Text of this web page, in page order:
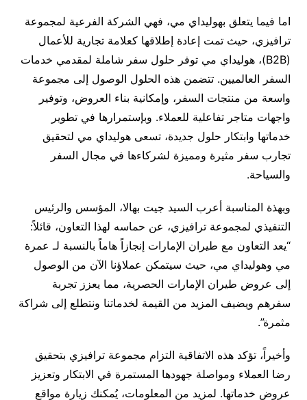
اما فيما يتعلق بهوليداي مي، فهي الشركة الفرعية لمجموعة
ترافيزي، حيث تمت إعادة إطلاقها كعلامة تجارية للأعمال
(B2B)، هوليداي مي توفر حلول سفر شاملة لمقدمي خدمات
السفر العالميين. تتضمن هذه الحلول الوصول إلى مجموعة
واسعة من منتجات السفر، وإمكانية بناء العروض، وتوفير
واجهات متاجر تفاعلية للعملاء. وبإستمرارها في تطوير
خدماتها وابتكار حلول جديدة، تسعى هوليداي مي لتحقيق
تجارب سفر مثيرة ومميزة لشركاءها في مجال السفر
والسياحة.
وبهذة المناسبة أعرب السيد جيت بهالا، المؤسس والرئيس
التنفيذي لمجموعة ترافيزي، عن حماسه لهذا التعاون، قائلاً:
“يعد التعاون مع طيران الإمارات إنجازاً هاماً بالنسبة لـ عمرة
مي وهوليداي مي، حيث سيتمكن عملاؤنا الآن من الوصول
إلى عروض طيران الإمارات الحصرية، مما يعزز تجربة
سفرهم ويضيف المزيد من القيمة لخدماتنا ونتطلع إلى شراكة
مثمرة”.
وأخيراً، تؤكد هذه الاتفاقية التزام مجموعة ترافيزي بتحقيق
رضا العملاء ومواصلة جهودها المستمرة في الابتكار وتعزيز
عروض خدماتها. لمزيد من المعلومات، يُمكنك زيارة مواقع